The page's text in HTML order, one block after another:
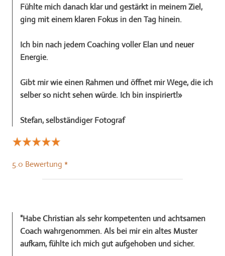
Fühlte mich danach klar und gestärkt in meinem Ziel,
ging mit einem klaren Fokus in den Tag hinein.
Ich bin nach jedem Coaching voller Elan und neuer
Energie.
Gibt mir wie einen Rahmen und öffnet mir Wege, die ich
selber so nicht sehen würde. Ich bin inspiriert!»
Stefan, selbständiger Fotograf
5.0 Bewertung *
"HabeChristianals sehr kompetenten und achtsamen
Coach wahrgenommen. Als bei mir ein altes Muster
aufkam, fühlte ich mich gut aufgehoben und sicher.